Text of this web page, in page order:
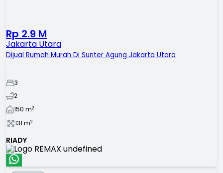
Rp 2.9 M
Jakarta Utara
Dijual Rumah Murah Di Sunter Agung Jakarta Utara
3
2
150 m2
131 m2
RIADY